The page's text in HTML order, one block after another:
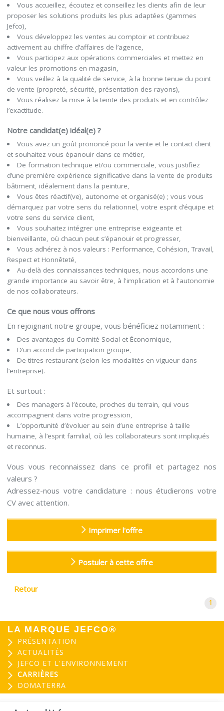
Vous accueillez, écoutez et conseillez les clients afin de leur
proposer les solutions produits les plus adaptées (gammes
Jefco),
Vous développez les ventes au comptoir et contribuez
activement au chiffre d’affaires de l’agence,
Vous participez aux opérations commerciales et mettez en
valeur les promotions en magasin,
Vous veillez à la qualité de service, à la bonne tenue du point
de vente (propreté, sécurité, présentation des rayons),
Vous réalisez la mise à la teinte des produits et en contrôlez
l’exactitude.
Notre candidat(e) idéal(e) ?
Vous avez un goût prononcé pour la vente et le contact client
et souhaitez vous épanouir dans ce métier,
De formation technique et/ou commerciale, vous justifiez
d’une première expérience significative dans la vente de produits
bâtiment, idéalement dans la peinture,
Vous êtes réactif(ve), autonome et organisé(e) ; vous vous
démarquez par votre sens du relationnel, votre esprit d’équipe et
votre sens du service client,
Vous souhaitez intégrer une entreprise exigeante et
bienveillante, où chacun peut s’épanouir et progresser,
Vous adhérez à nos valeurs : Performance, Cohésion, Travail,
Respect et Honnêteté,
Au-delà des connaissances techniques, nous accordons une
grande importance au savoir être, à l'implication et à l'autonomie
de nos collaborateurs.
Ce que nous vous offrons
En rejoignant notre groupe, vous bénéficiez notamment :
Des avantages du Comité Social et Économique,
D’un accord de participation groupe,
De titres-restaurant (selon les modalités en vigueur dans
l’entreprise).
Et surtout :
Des managers à l’écoute, proches du terrain, qui vous
accompagnent dans votre progression,
L’opportunité d’évoluer au sein d’une entreprise à taille
humaine, à l’esprit familial, où les collaborateurs sont impliqués
et reconnus.
Vous vous reconnaissez dans ce profil et partagez nos
valeurs ?
Adressez-nous votre candidature : nous étudierons votre
CV avec attention.
Imprimer l'offre
Postuler à cette offre
Retour
1
LA MARQUE JEFCO®
PRÉSENTATION
ACTUALITÉS
JEFCO ET L'ENVIRONNEMENT
CARRIÈRES
DOMATERRA